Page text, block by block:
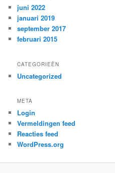
juni 2022
januari 2019
september 2017
februari 2015
CATEGORIEËN
Uncategorized
META
Login
Vermeldingen feed
Reacties feed
WordPress.org